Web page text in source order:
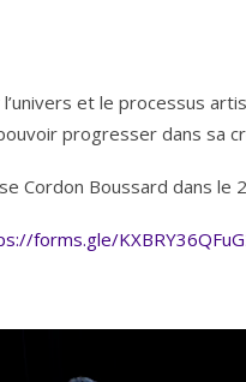
et le processus
progresser dans sa
Cordon Boussard dans le
forms.gle/